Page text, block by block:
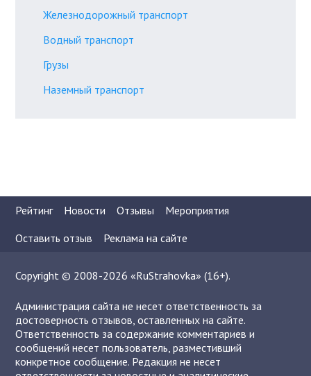
Железнодорожный транспорт
Водный транспорт
Грузы
Наземный транспорт
Рейтинг Новости Отзывы
Мероприятия
Оставить отзыв
Реклама на сайте
Copyright © 2008-2026 «RuStrahovka» (16+).
Администрация сайта не несет ответственность за
достоверность отзывов, оставленных на сайте.
Ответственность за содержание комментариев и
сообщений несет пользователь, разместивший
конкретное сообщение. Редакция не несет